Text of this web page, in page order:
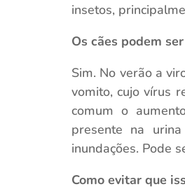
insetos,
Os cães podem
Sim. No verão a
vomito, cujo vírus
comum o
presente na
inundações. Pode
Como evitar que